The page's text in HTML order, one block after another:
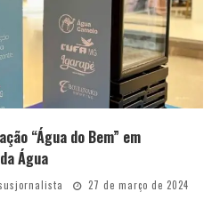
“Água do Bem” em
Água
27 de março de 2024